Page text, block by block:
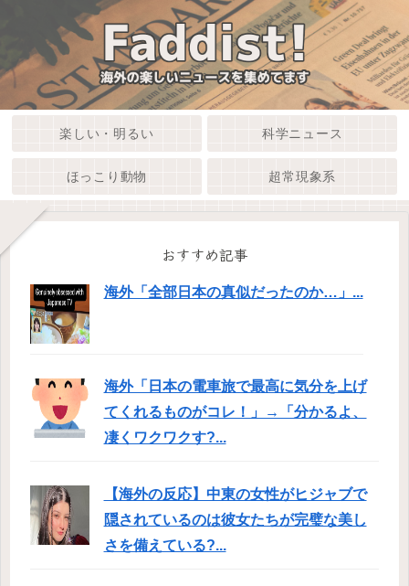
楽しい・明るい 科学ニュース
ほっこり動物 超常現象系
おすすめ記事
海外「全部日本の真似だったのか…」...
海外「日本の電車旅で最高に気分を上げ
てくれるものがコレ！」→「分かるよ、
凄くワクワクす?...
【海外の反応】中東の女性がヒジャブで
隠されているのは彼女たちが完璧な美し
さを備えている?...